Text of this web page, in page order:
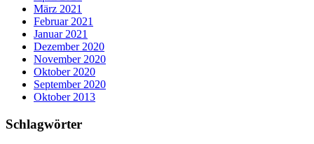
März 2021
Februar 2021
Januar 2021
Dezember 2020
November 2020
Oktober 2020
September 2020
Oktober 2013
Schlagwörter